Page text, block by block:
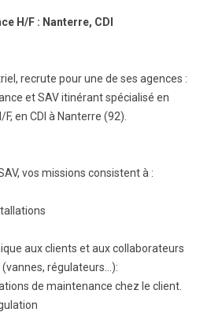
H/F : Nanterre, CDI
recrute pour une de ses agences :
et SAV itinérant spécialisé en
en CDI à Nanterre (92).
vos missions consistent à :
aux clients et aux collaborateurs
régulateurs…):
de maintenance chez le client.